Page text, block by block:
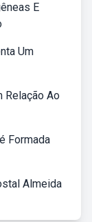
E
Um
Relação Ao
Formada
Almeida